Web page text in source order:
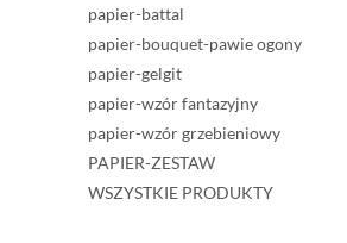
papier-battal
papier-bouquet-pawie ogony
papier-gelgit
papier-wzór fantazyjny
papier-wzór grzebieniowy
PAPIER-ZESTAW
WSZYSTKIE PRODUKTY